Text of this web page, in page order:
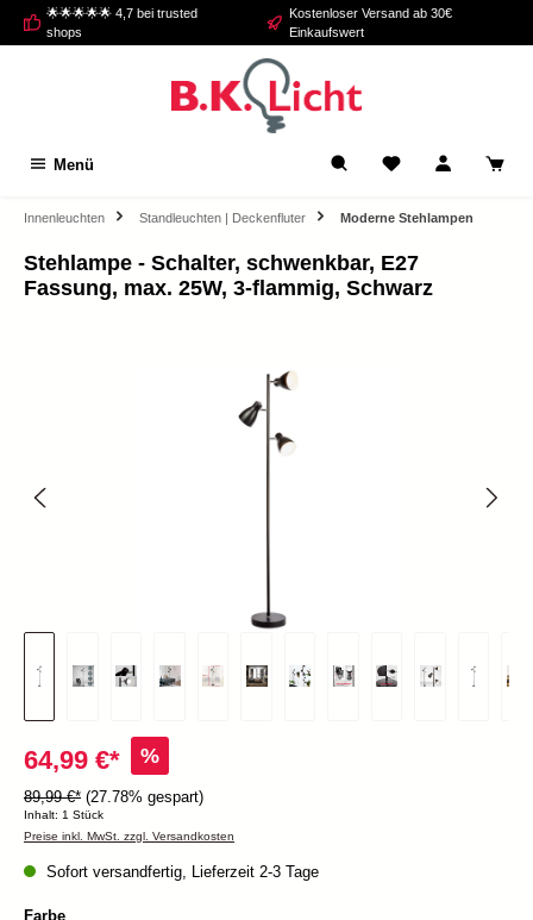
springen
🌟🌟🌟🌟🌟 4,7 bei trusted
shops
Kostenloser Versand ab 30€
Einkaufswert
Menü
Innenleuchten Standleuchten | Deckenfluter Moderne Stehlampen
Stehlampe - Schalter, schwenkbar, E27
Fassung, max. 25W, 3-flammig, Schwarz
64,99 €* %
89,99 €* (27.78% gespart)
Inhalt: 1 Stück
Preise inkl. MwSt. zzgl. Versandkosten
Sofort versandfertig, Lieferzeit 2-3 Tage
Farbe